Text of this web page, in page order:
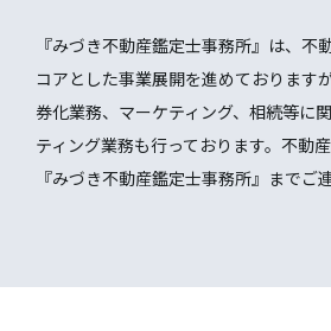
『みづき不動産鑑定士事務所』は、不
コアとした事業展開を進めております
券化業務、マーケティング、相続等に
ティング業務も行っております。不動
『みづき不動産鑑定士事務所』までご